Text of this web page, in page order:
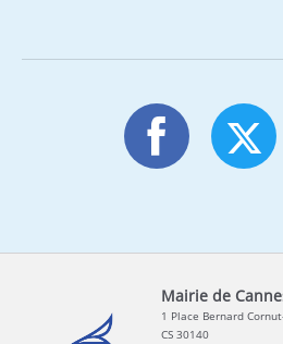
Mairie de
1 Place Bernard
CS 30140